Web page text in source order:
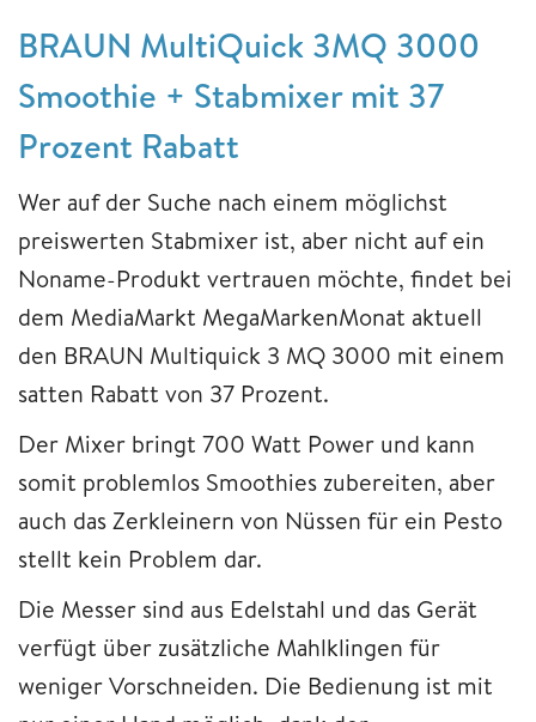
BRAUN MultiQuick 3MQ 3000
Smoothie + Stabmixer mit 37
Prozent Rabatt
Wer auf der Suche nach einem möglichst
preiswerten Stabmixer ist, aber nicht auf ein
Noname-Produkt vertrauen möchte, findet bei
dem MediaMarkt MegaMarkenMonat aktuell
den BRAUN Multiquick 3 MQ 3000 mit einem
satten Rabatt von 37 Prozent.
Der Mixer bringt 700 Watt Power und kann
somit problemlos Smoothies zubereiten, aber
auch das Zerkleinern von Nüssen für ein Pesto
stellt kein Problem dar.
Die Messer sind aus Edelstahl und das Gerät
verfügt über zusätzliche Mahlklingen für
weniger Vorschneiden. Die Bedienung ist mit